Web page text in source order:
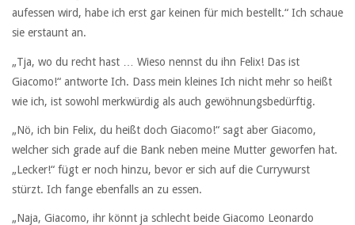
aufessen wird, habe ich erst gar keinen für mich bestellt.“ Ich schaue
sie erstaunt an.
„Tja, wo du recht hast … Wieso nennst du ihn Felix! Das ist
Giacomo!“ antworte Ich. Dass mein kleines Ich nicht mehr so heißt
wie ich, ist sowohl merkwürdig als auch gewöhnungsbedürftig.
„Nö, ich bin Felix, du heißt doch Giacomo!“ sagt aber Giacomo,
welcher sich grade auf die Bank neben meine Mutter geworfen hat.
„Lecker!“ fügt er noch hinzu, bevor er sich auf die Currywurst
stürzt. Ich fange ebenfalls an zu essen.
„Naja, Giacomo, ihr könnt ja schlecht beide Giacomo Leonardo